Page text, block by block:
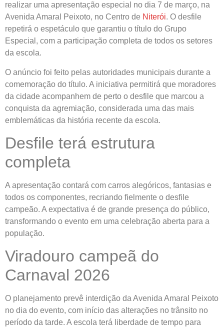
realizar uma apresentação especial no dia 7 de março, na
Avenida Amaral Peixoto, no Centro de Niterói. O desfile
repetirá o espetáculo que garantiu o título do Grupo
Especial, com a participação completa de todos os setores
da escola.
O anúncio foi feito pelas autoridades municipais durante a
comemoração do título. A iniciativa permitirá que moradores
da cidade acompanhem de perto o desfile que marcou a
conquista da agremiação, considerada uma das mais
emblemáticas da história recente da escola.
Desfile terá estrutura
completa
A apresentação contará com carros alegóricos, fantasias e
todos os componentes, recriando fielmente o desfile
campeão. A expectativa é de grande presença do público,
transformando o evento em uma celebração aberta para a
população.
Viradouro campeã do
Carnaval 2026
O planejamento prevê interdição da Avenida Amaral Peixoto
no dia do evento, com início das alterações no trânsito no
período da tarde. A escola terá liberdade de tempo para